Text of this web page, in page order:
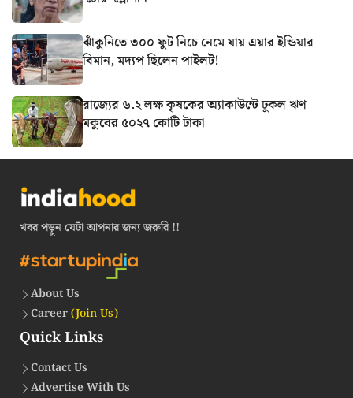
ঝাঁকুনিতে ৩০০ ফুট নিচে নেমে যায় এয়ার ইন্ডিয়ার
বিমান, মদ্যপ ছিলেন পাইলট!
রাজ্যের ৬.২ লক্ষ কৃষকের অ্যাকাউন্টে ঢুকল ঋণ
মকুবের ৫০২৭ কোটি টাকা
খবর পড়ুন যেটা আপনার জন্য জরুরি !!
About Us
Career(Join Us)
Quick Links
Contact Us
Advertise With Us